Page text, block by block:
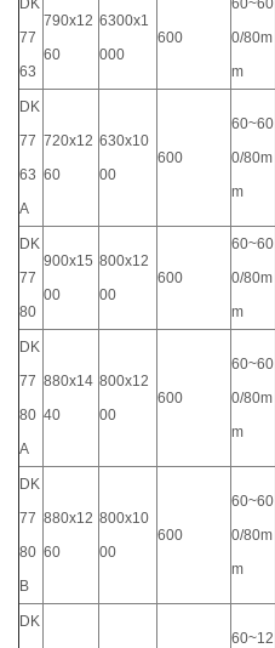
DK
77
63
790x12
60
6300x1
000
600
60~60
0/80m
m
DK
77
63
A
720x12
60
630x10
00
600
60~60
0/80m
m
DK
77
80
900x15
00
800x12
00
600
60~60
0/80m
m
DK
77
80
A
880x14
40
800x12
00
600
60~60
0/80m
m
DK
77
80
B
880x12
60
800x10
00
600
60~60
0/80m
m
DK
60~12